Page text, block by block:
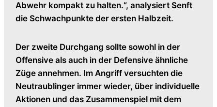
Abwehr kompakt zu halten.“, analysiert Senft
die Schwachpunkte der ersten Halbzeit.
Der zweite Durchgang sollte sowohl in der
Offensive als auch in der Defensive ähnliche
Züge annehmen. Im Angriff versuchten die
Neutraublinger immer wieder, über individuelle
Aktionen und das Zusammenspiel mit dem